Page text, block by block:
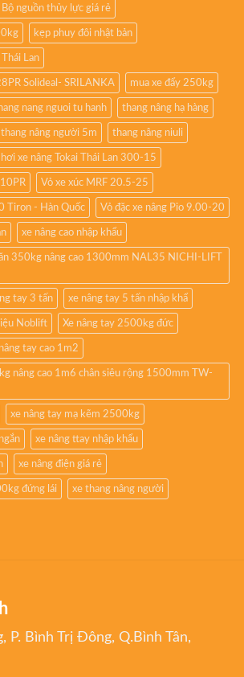
Bộ nguồn thủy lực giá rẻ
kẹp phuy đôi nhật bản
Lan
Solideal- SRILANKA mua xe đẩy 250kg
nang nguoi tu hanh thang nâng hạ hàng
thang nâng người 5m thang nâng niuli
hơi xe nâng Tokai Thái Lan 300-15
Vỏ xe xúc MRF 20.5-25
Tiron - Hàn Quốc Vỏ đặc xe nâng Pio 9.00-20
xe nâng cao nhập khẩu
350kg nâng cao 1300mm NAL35 NICHI-LIFT
tay 3 tấn xe nâng tay 5 tấn nhập khẩ
Noblift Xe nâng tay 2500kg đức
tay cao 1m2
nâng cao 1m6 chân siêu rộng 1500mm TW-
xe nâng tay mạ kẽm 2500kg
xe nâng ttay nhập khẩu
xe nâng điện giá rẻ
đứng lái xe thang nâng người
P. Bình Trị Đông, Q.Bình Tân,